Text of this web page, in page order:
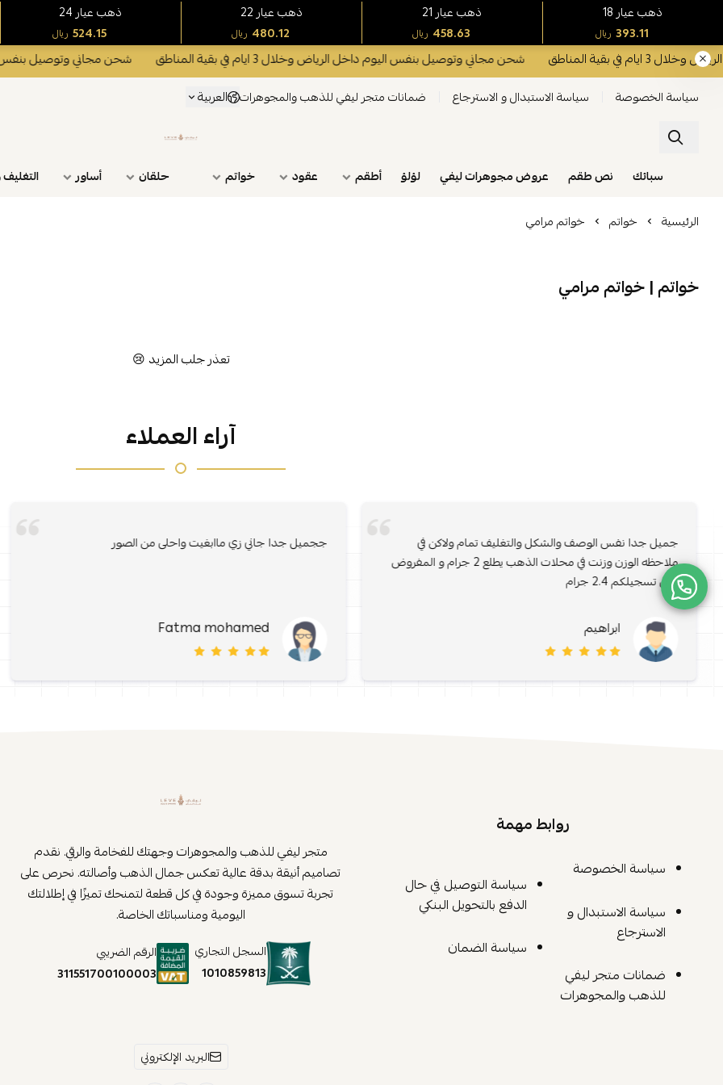
بقية المناطق شحن مجاني وتوصيل بنفس اليوم داخل الرياض وخلال 3 ايام في بقية المناطق شحن مجاني وتوصيل بنفس اليوم داخل
سياسة الخصوصة سياسة الاستبدال و الاسترجاع ضمانات متجر ليفي للذهب والمجوهرات العربية
ليفي للذهب والمجوهرات
سبائك نص طقم عروض مجوهرات ليفي لؤلؤ أطقم عقود خواتم حلقان أساور
الرئيسية خواتم خواتم مرامي
خواتم | خواتم مرامي
تعذر جلب المزيد 😢
آراء العملاء
جميل جدا نفس الوصف والشكل والتغليف تمام ولاكن في
ملاحظه الوزن وزنت في محلات الذهب يطلع 2 جرام و المفروض
مثل تسجيلكم 2.4 جرام
ابراهيم
ججميل جدا جاني زي ماابغيت واحلى من الصور
Fatma mohamed
روابط مهمة
سياسة الخصوصة
سياسة الاستبدال و
الاسترجاع
ضمانات متجر ليفي
للذهب والمجوهرات
سياسة التوصيل في حال
الدفع بالتحويل البنكي
سياسة الضمان
متجر ليفي للذهب والمجوهرات وجهتك للفخامة والرقي. نقدم
تصاميم أنيقة بدقة عالية تعكس جمال الذهب وأصالته. نحرص على
تجربة تسوق مميزة وجودة في كل قطعة لتمنحك تميزًا في إطلالتك
اليومية ومناسباتك الخاصة.
السجل التجاري
1010859813
الرقم الضريبي
311551700100003
البريد الإلكتروني
24 ذهب عيار
ريال 524.15
22 ذهب عيار
ريال 480.12
21 ذهب عيار
ريال 458.63
18 ذهب عيار
ريال 393.11